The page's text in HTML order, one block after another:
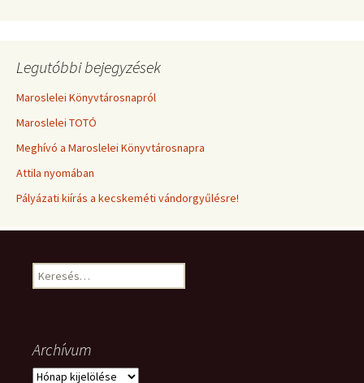
Legutóbbi bejegyzések
Maroslelei Könyvtárosnapról
Maroslelei TOTÓ
Meghívó a Maroslelei Könyvtárosnapra
Attila nyomában
Pályázati kiírás a kecskeméti vándorgyűlésre!
Keresés:
Archívum
Archívum